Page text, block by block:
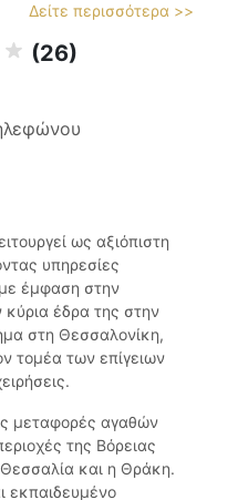
Δείτε περισσότερα >>
(26)
ως αξιόπιστη
υπηρεσίες
έμφαση στην
κύρια έδρα της στην
στη Θεσσαλονίκη,
τομέα των επίγειων
μεταφορές αγαθών
της Βόρειας
και η Θράκη.
εκπαιδευμένο